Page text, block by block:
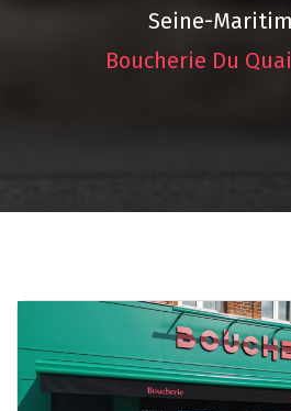
Seine-
Boucherie Du